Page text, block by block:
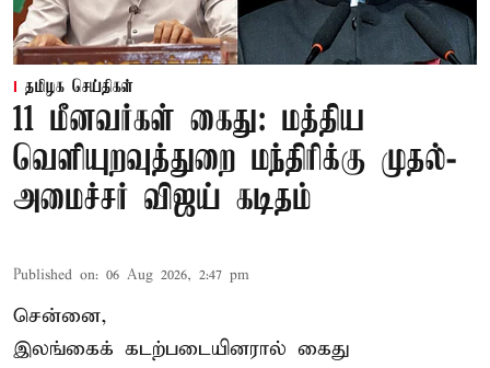
தமிழக செய்திகள்
11 மீனவர்கள் கைது: மத்திய
வெளியுறவுத்துறை மந்திரிக்கு முதல்-
அமைச்சர் விஜய் கடிதம்
Published on: 06 Aug 2026, 2:47 pm
சென்னை,
இலங்கைக் கடற்படையினரால் கைது